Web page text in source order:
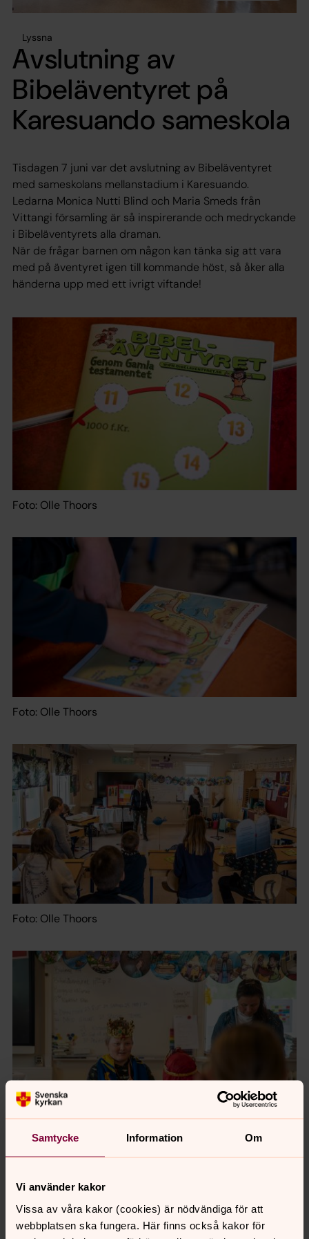
Samtycke Information Om
Vi använder kakor
Vissa av våra kakor (cookies) är nödvändiga för att
webbplatsen ska fungera. Här finns också kakor för
Lyssna
Avslutning av
Bibeläventyret på
Karesuando sameskola
Tisdagen 7 juni var det avslutning av Bibeläventyret
med sameskolans mellanstadium i Karesuando.
Ledarna Monica Nutti Blind och Maria Smeds från
Vittangi församling är så inspirerande och medryckande
i Bibeläventyrets alla draman.
När de frågar barnen om någon kan tänka sig att vara
med på äventyret igen till kommande höst, så åker alla
händerna upp med ett ivrigt viftande!
Foto: Olle Thoors
Foto: Olle Thoors
Foto: Olle Thoors
Foto: Olle Thoors